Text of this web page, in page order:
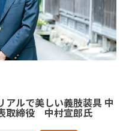
アルで美しい義肢装具 中
取締役 中村宣郎氏